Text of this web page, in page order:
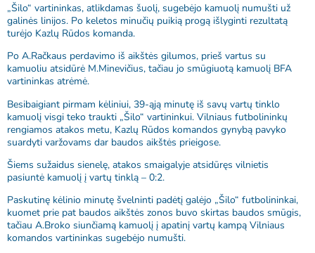
„Šilo“ vartininkas, atlikdamas šuolį, sugebėjo kamuolį numušti už
galinės linijos. Po keletos minučių puikią progą išlyginti rezultatą
turėjo Kazlų Rūdos komanda.
Po A.Račkaus perdavimo iš aikštės gilumos, prieš vartus su
kamuoliu atsidūrė M.Minevičius, tačiau jo smūgiuotą kamuolį BFA
vartininkas atrėmė.
Besibaigiant pirmam kėliniui, 39-ąją minutę iš savų vartų tinklo
kamuolį visgi teko traukti „Šilo“ vartininkui. Vilniaus futbolininkų
rengiamos atakos metu, Kazlų Rūdos komandos gynybą pavyko
suardyti varžovams dar baudos aikštės prieigose.
Šiems sužaidus sienelę, atakos smaigalyje atsidūręs vilnietis
pasiuntė kamuolį į vartų tinklą – 0:2.
Paskutinę kėlinio minutę švelninti padėtį galėjo „Šilo“ futbolininkai,
kuomet prie pat baudos aikštės zonos buvo skirtas baudos smūgis,
tačiau A.Broko siunčiamą kamuolį į apatinį vartų kampą Vilniaus
komandos vartininkas sugebėjo numušti.